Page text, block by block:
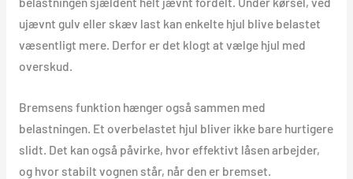
ujævnt gulv eller skæv last kan enkelte hjul blive belastet
væsentligt mere. Derfor er det klogt at vælge hjul med
overskud.
Bremsens funktion hænger også sammen med
belastningen. Et overbelastet hjul bliver ikke bare hurtigere
slidt. Det kan også påvirke, hvor effektivt låsen arbejder,
og hvor stabilt vognen står, når den er bremset.